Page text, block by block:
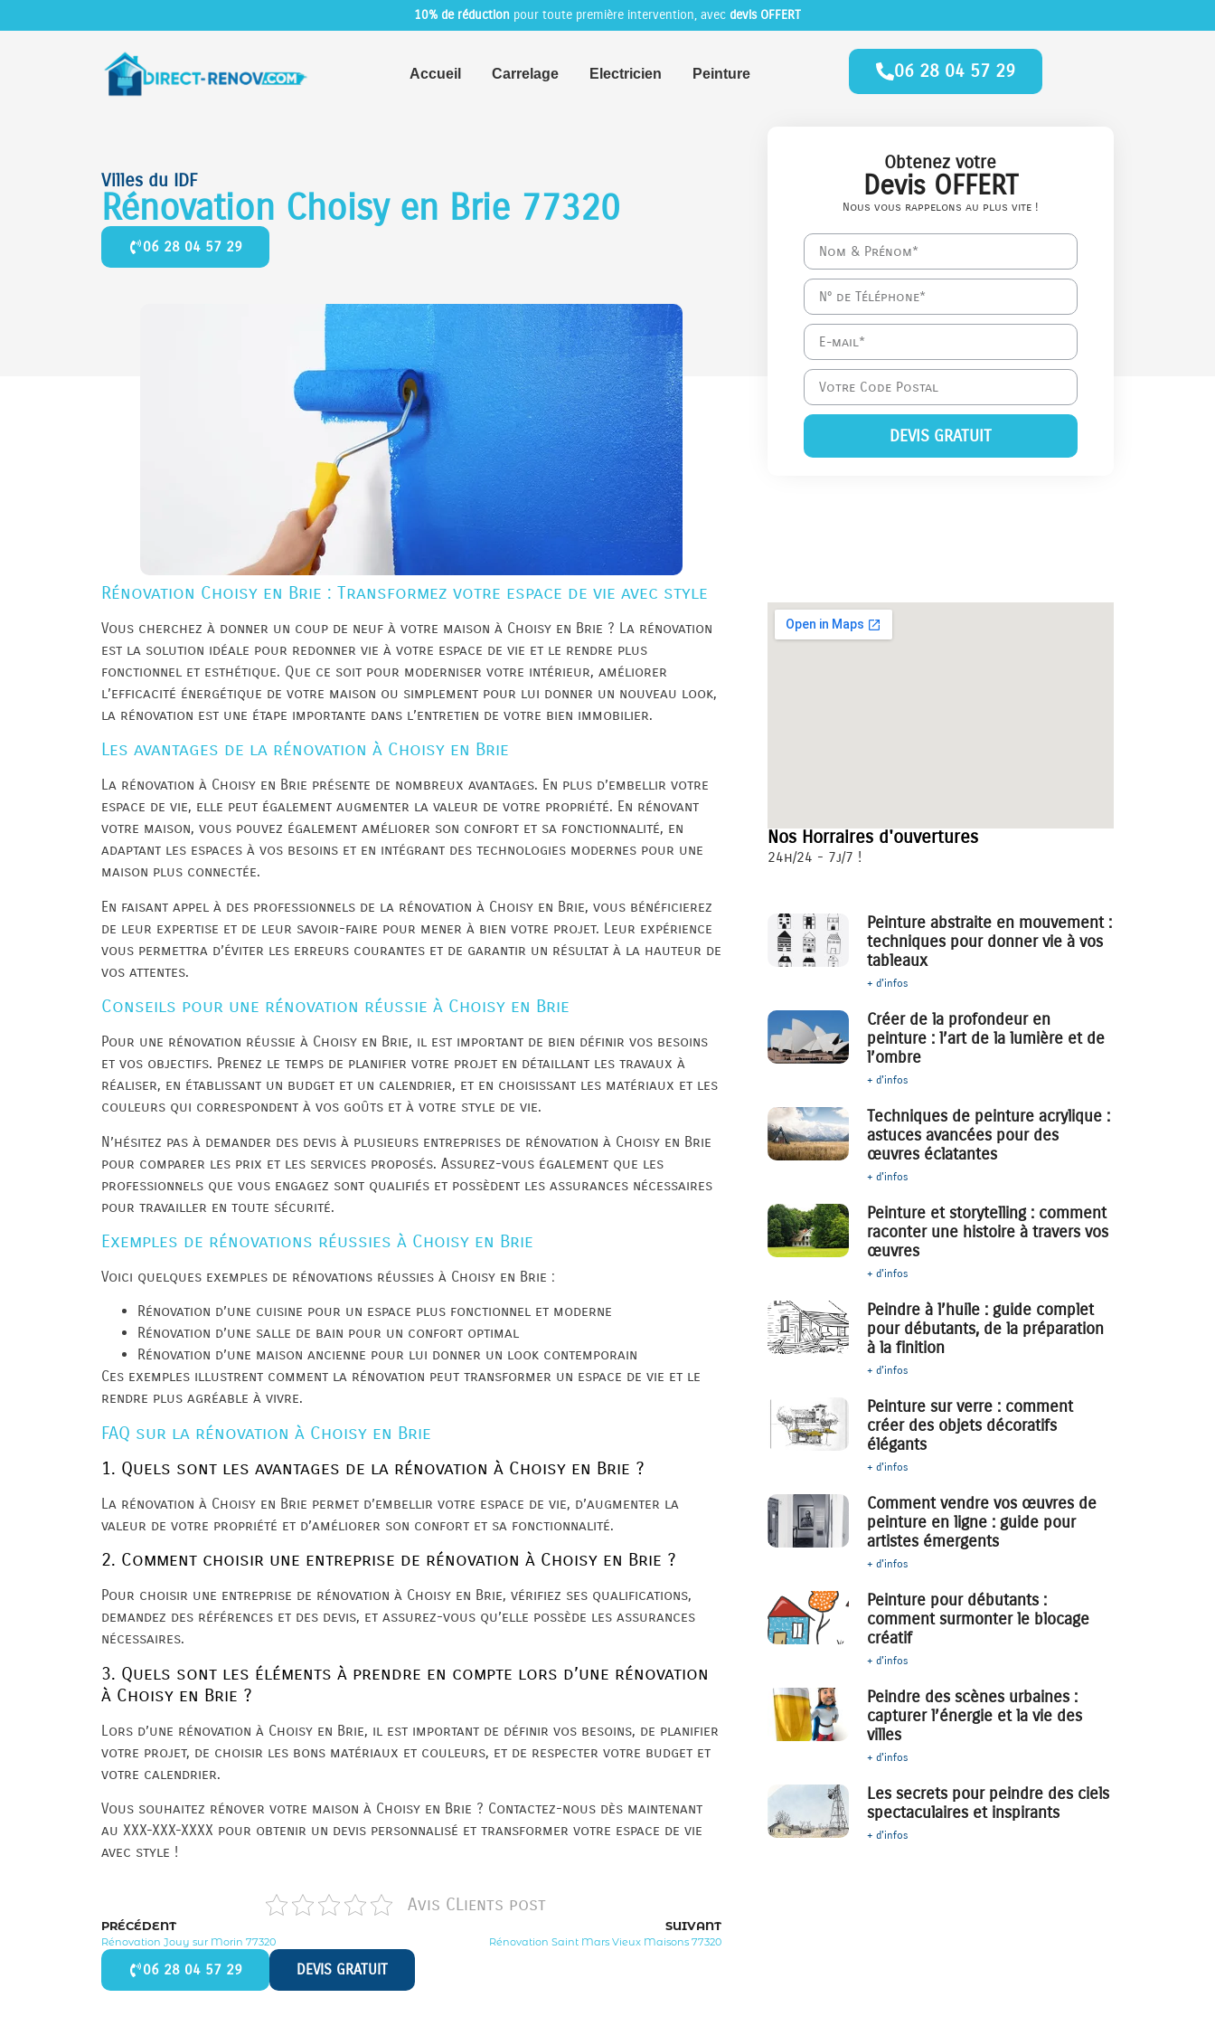
10% de réduction pour toute première intervention, avec devis OFFERT
Accueil Carrelage Electricien Peinture 06 28 04 57 29
Villes du IDF
Rénovation Choisy en Brie 77320
06 28 04 57 29
Obtenez votre
Devis OFFERT
Nous vous rappelons au plus vite !
DEVIS GRATUIT
Rénovation Choisy en Brie : Transformez votre espace de vie avec style
Vous cherchez à donner un coup de neuf à votre maison à Choisy en Brie ? La rénovation
est la solution idéale pour redonner vie à votre espace de vie et le rendre plus
fonctionnel et esthétique. Que ce soit pour moderniser votre intérieur, améliorer
l’efficacité énergétique de votre maison ou simplement pour lui donner un nouveau look,
la rénovation est une étape importante dans l’entretien de votre bien immobilier.
Les avantages de la rénovation à Choisy en Brie
La rénovation à Choisy en Brie présente de nombreux avantages. En plus d’embellir votre
espace de vie, elle peut également augmenter la valeur de votre propriété. En rénovant
votre maison, vous pouvez également améliorer son confort et sa fonctionnalité, en
adaptant les espaces à vos besoins et en intégrant des technologies modernes pour une
maison plus connectée.
En faisant appel à des professionnels de la rénovation à Choisy en Brie, vous bénéficierez
de leur expertise et de leur savoir-faire pour mener à bien votre projet. Leur expérience
vous permettra d’éviter les erreurs courantes et de garantir un résultat à la hauteur de
vos attentes.
Conseils pour une rénovation réussie à Choisy en Brie
Pour une rénovation réussie à Choisy en Brie, il est important de bien définir vos besoins
et vos objectifs. Prenez le temps de planifier votre projet en détaillant les travaux à
réaliser, en établissant un budget et un calendrier, et en choisissant les matériaux et les
couleurs qui correspondent à vos goûts et à votre style de vie.
N’hésitez pas à demander des devis à plusieurs entreprises de rénovation à Choisy en Brie
pour comparer les prix et les services proposés. Assurez-vous également que les
professionnels que vous engagez sont qualifiés et possèdent les assurances nécessaires
pour travailler en toute sécurité.
Exemples de rénovations réussies à Choisy en Brie
Voici quelques exemples de rénovations réussies à Choisy en Brie :
Rénovation d’une cuisine pour un espace plus fonctionnel et moderne
Rénovation d’une salle de bain pour un confort optimal
Rénovation d’une maison ancienne pour lui donner un look contemporain
Ces exemples illustrent comment la rénovation peut transformer un espace de vie et le
rendre plus agréable à vivre.
FAQ sur la rénovation à Choisy en Brie
1. Quels sont les avantages de la rénovation à Choisy en Brie ?
La rénovation à Choisy en Brie permet d’embellir votre espace de vie, d’augmenter la
valeur de votre propriété et d’améliorer son confort et sa fonctionnalité.
2. Comment choisir une entreprise de rénovation à Choisy en Brie ?
Pour choisir une entreprise de rénovation à Choisy en Brie, vérifiez ses qualifications,
demandez des références et des devis, et assurez-vous qu’elle possède les assurances
nécessaires.
3. Quels sont les éléments à prendre en compte lors d’une rénovation
à Choisy en Brie ?
Lors d’une rénovation à Choisy en Brie, il est important de définir vos besoins, de planifier
votre projet, de choisir les bons matériaux et couleurs, et de respecter votre budget et
votre calendrier.
Vous souhaitez rénover votre maison à Choisy en Brie ? Contactez-nous dès maintenant
au XXX-XXX-XXXX pour obtenir un devis personnalisé et transformer votre espace de vie
avec style !
Avis CLients post
PRÉCÉDENT
Rénovation Jouy sur Morin 77320
SUIVANT
Rénovation Saint Mars Vieux Maisons 77320
06 28 04 57 29 DEVIS GRATUIT
Nos Horraires d'ouvertures
24h/24 - 7j/7 !
Peinture abstraite en mouvement :
techniques pour donner vie à vos
tableaux
+ d'infos
Créer de la profondeur en
peinture : l’art de la lumière et de
l’ombre
+ d'infos
Techniques de peinture acrylique :
astuces avancées pour des
œuvres éclatantes
+ d'infos
Peinture et storytelling : comment
raconter une histoire à travers vos
œuvres
+ d'infos
Peindre à l’huile : guide complet
pour débutants, de la préparation
à la finition
+ d'infos
Peinture sur verre : comment
créer des objets décoratifs
élégants
+ d'infos
Comment vendre vos œuvres de
peinture en ligne : guide pour
artistes émergents
+ d'infos
Peinture pour débutants :
comment surmonter le blocage
créatif
+ d'infos
Peindre des scènes urbaines :
capturer l’énergie et la vie des
villes
+ d'infos
Les secrets pour peindre des ciels
spectaculaires et inspirants
+ d'infos